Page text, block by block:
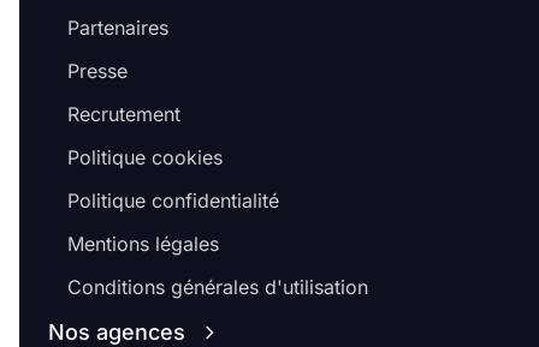
Partenaires
Presse
Recrutement
Politique cookies
Politique confidentialité
Mentions légales
Conditions générales d'utilisation
Nos agences